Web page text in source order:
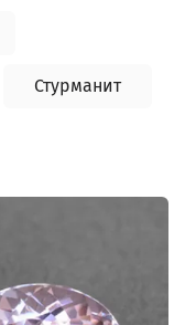
Стурманит